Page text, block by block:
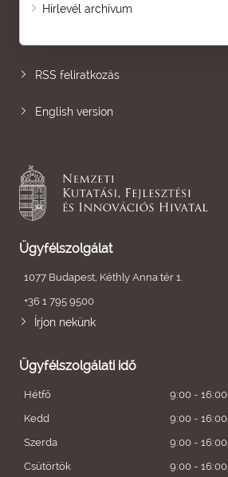
Hírlevél archívum
RSS feliratkozás
English version
Ügyfélszolgálat
1077 Budapest, Kéthly Anna tér 1.
+36 1 795 9500
Írjon nekünk
Ügyfélszolgálati idő
Hétfő
9:00 - 16:00
Kedd
9:00 - 16:00
Szerda
9:00 - 16:00
Csütörtök
9:00 - 16:00